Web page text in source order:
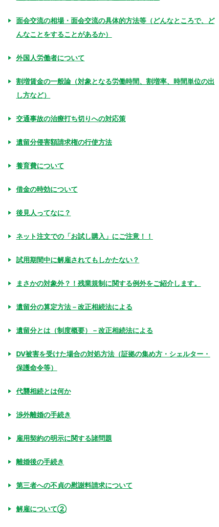
面会交流の相場・面会交流の具体的方法等（どんなところで、ど
んなことをすることがあるか）
外国人労働者について
割増賃金の一般論（対象となる労働時間、割増率、時間単位の出
し方など）
交通事故の治療打ち切りへの対応策
遺留分侵害額請求権の行使方法
養育費について
借金の時効について
後見人ってなに？
ネット注文での「お試し購入」にご注意！！
試用期間中に解雇されてもしかたない？
まさかの対象外？！残業規制に関する例外をご紹介します。
遺留分の算定方法－改正相続法による
遺留分とは（制度概要）－改正相続法による
DV被害を受けた場合の対処方法（証拠の集め方・シェルター・
保護命令等）
代襲相続とは何か
渉外離婚の手続き
雇用契約の明示に関する諸問題
離婚後の手続き
第三者への不貞の慰謝料請求について
解雇について②